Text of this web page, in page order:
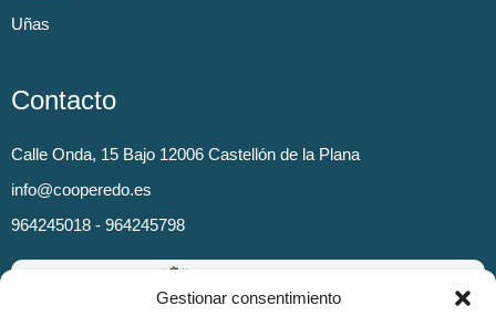
Gestionar consentimiento
Uñas
Contacto
Calle Onda, 15 Bajo 12006 Castellón de la Plana
info@cooperedo.es
964245018 - 964245798